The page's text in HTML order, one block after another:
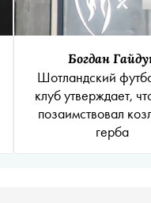
Богдан
Шотландский
клуб утверждает,
позаимствовал
герба